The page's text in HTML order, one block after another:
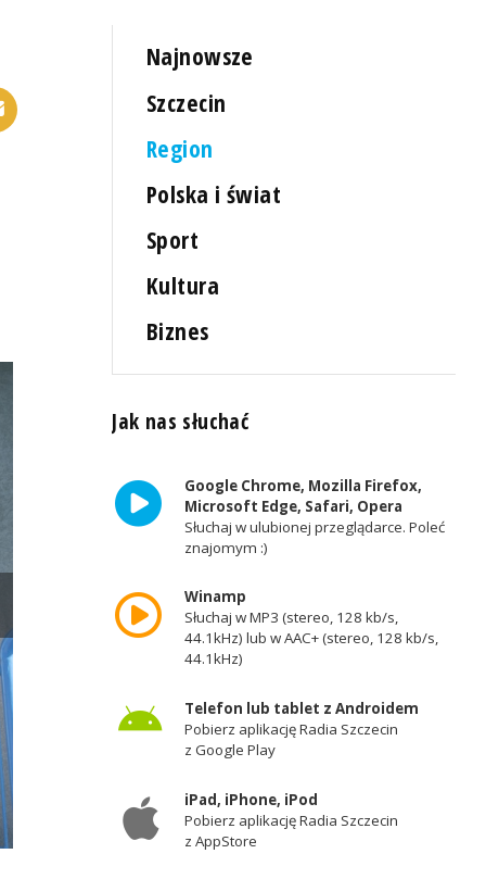
Najnowsze
Szczecin
Region
Polska i świat
Sport
Kultura
Biznes
Jak nas słuchać
Google Chrome, Mozilla Firefox,
Microsoft Edge, Safari, Opera
Słuchaj w ulubionej przeglądarce. Poleć
znajomym :)
Winamp
Słuchaj w MP3 (stereo, 128 kb/s,
44.1kHz) lub w AAC+ (stereo, 128 kb/s,
44.1kHz)
Telefon lub tablet z Androidem
Pobierz aplikację Radia Szczecin
z Google Play
iPad, iPhone, iPod
Pobierz aplikację Radia Szczecin
z AppStore